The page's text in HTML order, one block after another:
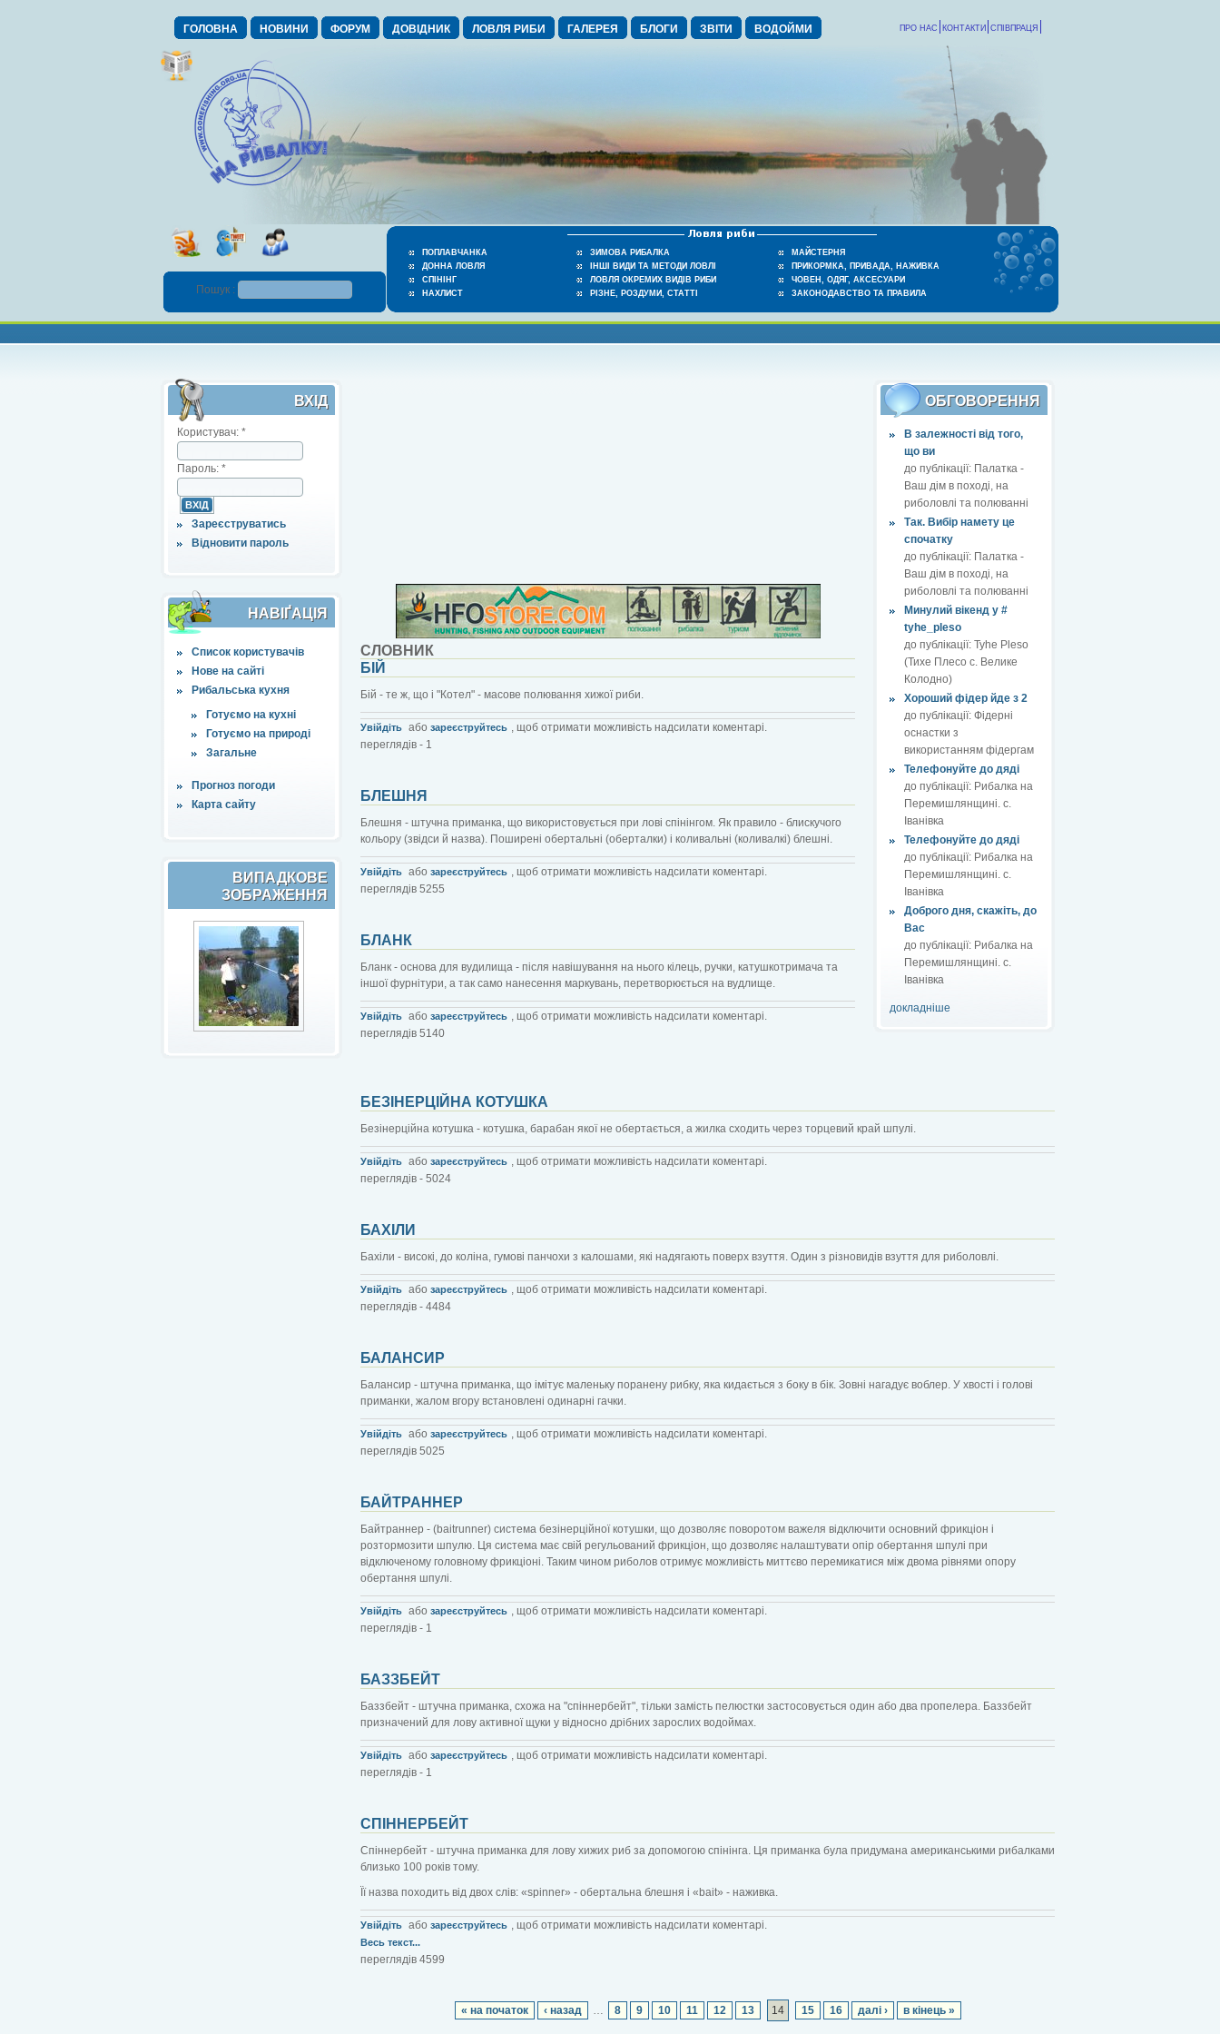
ГОЛОВНА НОВИНИ ФОРУМ ДОВІДНИК ЛОВЛЯ РИБИ ГАЛЕРЕЯ БЛОГИ ЗВІТИ ВОДОЙМИ СПІВПРАЦЯ
КОНТАКТИ
ПРО НАС
ПОПЛАВЧАНКА
ДОННА ЛОВЛЯ
СПІНІНГ
НАХЛИСТ
ЗИМОВА РИБАЛКА
ІНШІ ВИДИ ТА МЕТОДИ ЛОВЛІ
ЛОВЛЯ ОКРЕМИХ ВИДІВ РИБИ
РІЗНЕ, РОЗДУМИ, СТАТТІ
МАЙСТЕРНЯ
ПРИКОРМКА, ПРИВАДА, НАЖИВКА
ЧОВЕН, ОДЯГ, АКСЕСУАРИ
ЗАКОНОДАВСТВО ТА ПРАВИЛА
Пошук :
ВХІД
Користувач: *
Пароль: *
Зареєструватись
Відновити пароль
НАВІҐАЦІЯ
Список користувачів
Нове на сайті
Рибальська кухня
Готуємо на кухні
Готуємо на природі
Загальне
Прогноз погоди
Карта сайту
ВИПАДКОВЕ
ЗОБРАЖЕННЯ
ОБГОВОРЕННЯ
В залежності від того,
що ви
до публікації: Палатка -
Ваш дім в поході, на
риболовлі та полюванні
Так. Вибір намету це
спочатку
до публікації: Палатка -
Ваш дім в поході, на
риболовлі та полюванні
Минулий вікенд у #
tyhe_pleso
до публікації: Tyhe Pleso
(Тихе Плесо с. Велике
Колодно)
Хороший фідер йде з 2
до публікації: Фідерні
оснастки з
використанням фідергам
Телефонуйте до дяді
до публікації: Рибалка на
Перемишлянщині. с.
Іванівка
Телефонуйте до дяді
до публікації: Рибалка на
Перемишлянщині. с.
Іванівка
Доброго дня, скажіть, до
Вас
до публікації: Рибалка на
Перемишлянщині. с.
Іванівка
докладніше
СЛОВНИК
БІЙ
Бій - те ж, що і "Котел" - масове полювання хижої риби.
Увійдіть або зареєструйтесь , щоб отримати можливість надсилати коментарі.
переглядів - 1
БЛЕШНЯ
Блешня - штучна приманка, що використовується при лові спінінгом. Як правило - блискучого
кольору (звідси й назва). Поширені обертальні (оберталки) і коливальні (коливалкі) блешні.
Увійдіть або зареєструйтесь , щоб отримати можливість надсилати коментарі.
переглядів 5255
БЛАНК
Бланк - основа для вудилища - після навішування на нього кілець, ручки, катушкотримача та
іншої фурнітури, а так само нанесення маркувань, перетворюється на вудлище.
Увійдіть або зареєструйтесь , щоб отримати можливість надсилати коментарі.
переглядів 5140
БЕЗІНЕРЦІЙНА КОТУШКА
Безінерційна котушка - котушка, барабан якої не обертається, а жилка сходить через торцевий край шпулі.
Увійдіть або зареєструйтесь , щоб отримати можливість надсилати коментарі.
переглядів - 5024
БАХІЛИ
Бахіли - високі, до коліна, гумові панчохи з калошами, які надягають поверх взуття. Один з різновидів взуття для риболовлі.
Увійдіть або зареєструйтесь , щоб отримати можливість надсилати коментарі.
переглядів - 4484
БАЛАНСИР
Балансир - штучна приманка, що імітує маленьку поранену рибку, яка кидається з боку в бік. Зовні нагадує воблер. У хвості і голові
приманки, жалом вгору встановлені одинарні гачки.
Увійдіть або зареєструйтесь , щоб отримати можливість надсилати коментарі.
переглядів 5025
БАЙТРАННЕР
Байтраннер - (baitrunner) система безінерційної котушки, що дозволяє поворотом важеля відключити основний фрикціон і
розтормозити шпулю. Ця система має свій регульований фрикціон, що дозволяє налаштувати опір обертання шпулі при
відключеному головному фрикціоні. Таким чином риболов отримує можливість миттєво перемикатися між двома рівнями опору
обертання шпулі.
Увійдіть або зареєструйтесь , щоб отримати можливість надсилати коментарі.
переглядів - 1
БАЗЗБЕЙТ
Баззбейт - штучна приманка, схожа на "спіннербейт", тільки замість пелюстки застосовується один або два пропелера. Баззбейт
призначений для лову активної щуки у відносно дрібних зарослих водоймах.
Увійдіть або зареєструйтесь , щоб отримати можливість надсилати коментарі.
переглядів - 1
СПІННЕРБЕЙТ
Спіннербейт - штучна приманка для лову хижих риб за допомогою спінінга. Ця приманка була придумана американськими рибалками
близько 100 років тому.
Її назва походить від двох слів: «spinner» - обертальна блешня і «bait» - наживка.
Увійдіть або зареєструйтесь , щоб отримати можливість надсилати коментарі.
Весь текст...
переглядів 4599
« на початок ‹ назад … 8 9 10 11 12 13 14 15 16 далі › в кінець »